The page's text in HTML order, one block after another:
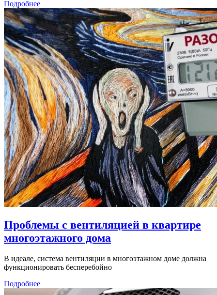
Подробнее
Проблемы с вентиляцией в квартире
многоэтажного дома
В идеале, система вентиляции в многоэтажном доме должна
функционировать бесперебойно
Подробнее